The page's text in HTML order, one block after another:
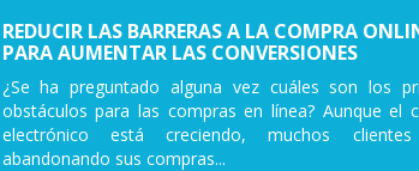
REDUCIR LAS BARRERAS A LA COMPRA
PARA AUMENTAR LAS CONVERSIONES
¿Se ha preguntado alguna vez cuáles son los
obstáculos para las compras en línea? Aunque el
electrónico está creciendo, muchos
abandonando sus compras...